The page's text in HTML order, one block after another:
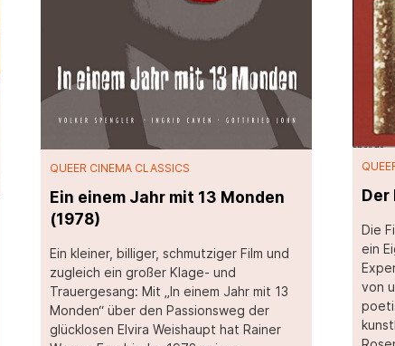
QUEER CINEMA CLASSICS
Ein einem Jahr mit 13 Monden
(1978)
Ein kleiner, billiger, schmutziger Film und
zugleich ein großer Klage- und
Trauergesang: Mit „In einem Jahr mit 13
Monden“ über den Passionsweg der
glücklosen Elvira Weishaupt hat Rainer
Der
Die
ein
von